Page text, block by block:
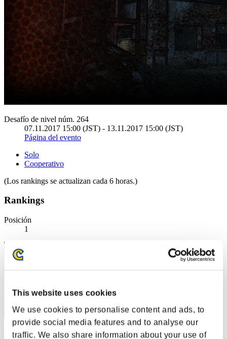
This website uses cookies
We use cookies to personalise content and ads, to
provide social media features and to analyse our
traffic. We also share information about your use of
Desafío de nivel núm. 264
07.11.2017 15:00 (JST) - 13.11.2017 15:00 (JST)
Página del evento
Solo
Cooperativo
(Los rankings se actualizan cada 6 horas.)
Rankings
Posición
1
AZ